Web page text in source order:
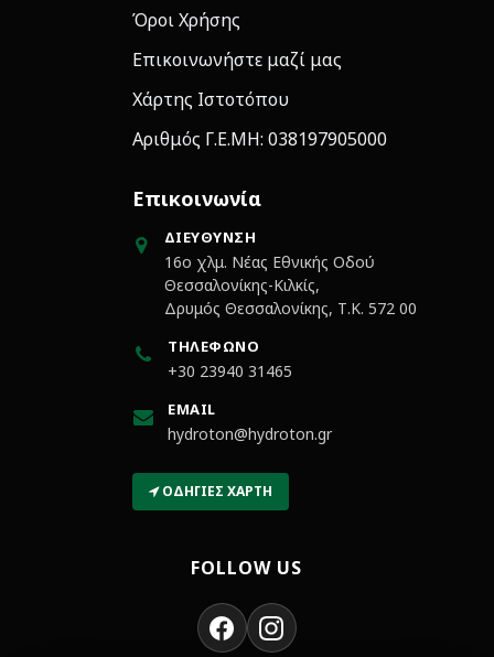
Όροι Χρήσης
Επικοινωνήστε μαζί μας
Χάρτης Ιστοτόπου
Αριθμός Γ.Ε.ΜΗ: 038197905000
Επικοινωνία
ΔΙΕΎΘΥΝΣΗ
16ο χλμ. Νέας Εθνικής Οδού
Θεσσαλονίκης-Κιλκίς,
Δρυμός Θεσσαλονίκης, Τ.Κ. 572 00
ΤΗΛΈΦΩΝΟ
+30 23940 31465
EMAIL
hydroton@hydroton.gr
ΟΔΗΓΊΕΣ ΧΆΡΤΗ
FOLLOW US